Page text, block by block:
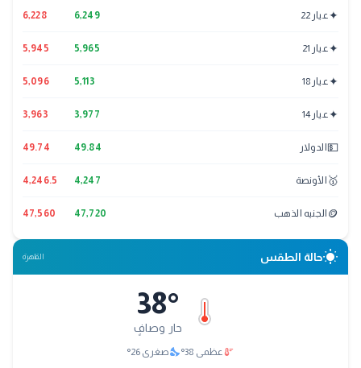
✦عيار 22 6,249
6,228
✦عيار 21 5,965
5,945
✦عيار 18 5,113
5,096
✦عيار 14 3,977
3,963
💵 الدولار 49.84
49.74
🥇 الأونصة 4,247
4,246.5
🪙 الجنيه الذهب 47,720
47,560
wb_sunnyحالة الطقس القاهرة
38°
حار وصافٍ
thermostatعظمى 38
°
nights_stayصغرى 26
°